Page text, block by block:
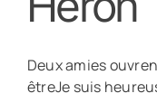
Deux amies
êtreJe suis